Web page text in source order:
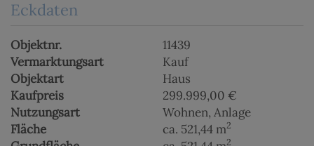
Eckdaten
Objektnr.
11439
Vermarktungsart
Kauf
Objektart
Haus
Kaufpreis
299.999,00 €
Nutzungsart
Wohnen Anlage
Fläche
ca. 521,44 m2
2